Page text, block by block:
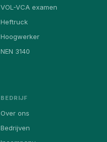
VOL-VCA examen
Heftruck
Hoogwerker
NEN 3140
BEDRIJF
Over ons
Bedrijven